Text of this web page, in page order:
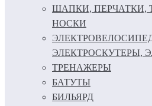
ШАПКИ, ПЕРЧАТКИ,
НОСКИ
ЭЛЕКТРОСКУТЕРЫ,
ТРЕНАЖЕРЫ
БАТУТЫ
БИЛЬЯРД